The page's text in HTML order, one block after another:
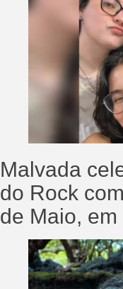
Malvada
do Rock
de Maio,